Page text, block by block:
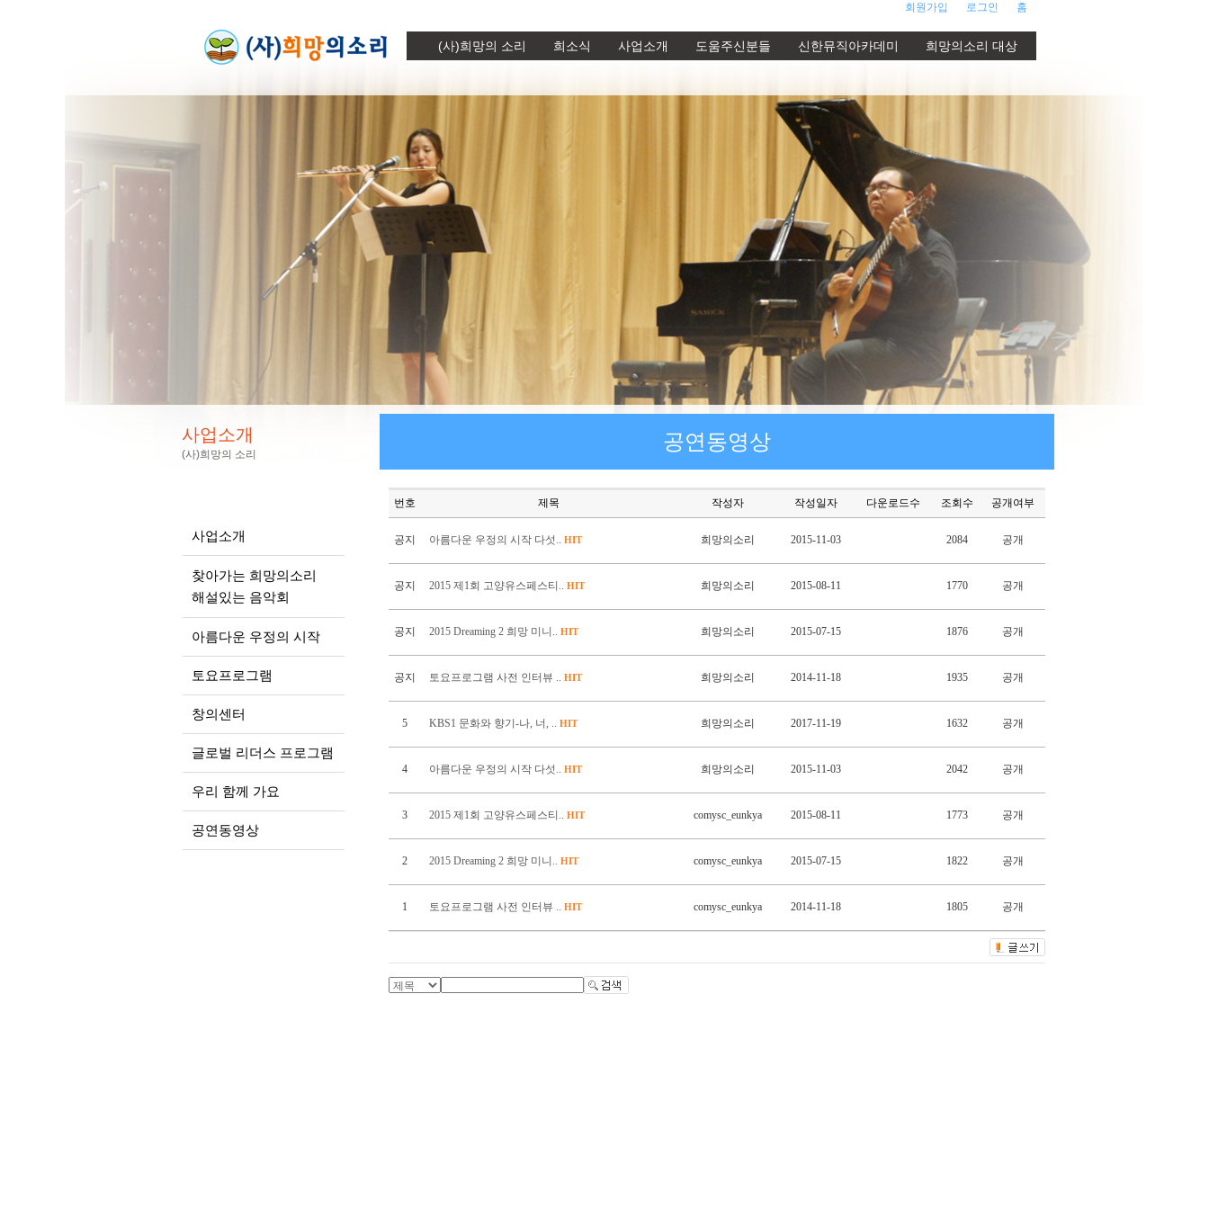
홈
로그인
회원가입
(사)희망의 소리 희소식 사업소개 도움주신분들 신한뮤직아카데미 희망의소리 대상
사업소개
(사)희망의 소리
사업소개
찾아가는 희망의소리
해설있는 음악회
아름다운 우정의 시작
토요프로그램
창의센터
글로벌 리더스 프로그램
우리 함께 가요
공연동영상
공연동영상
번호 제목 작성자 작성일자 다운로드수 조회수 공개여부
공지 아름다운 우정의 시작 다섯.. HIT 희망의소리 2015-11-03 2084 공개
공지 2015 제1회 고양유스페스티.. HIT 희망의소리 2015-08-11 1770 공개
공지 2015 Dreaming 2 희망 미니.. HIT 희망의소리 2015-07-15 1876 공개
공지 토요프로그램 사전 인터뷰 .. HIT 희망의소리 2014-11-18 1935 공개
5 KBS1 문화와 향기-나, 너, .. HIT 희망의소리 2017-11-19 1632 공개
4 아름다운 우정의 시작 다섯.. HIT 희망의소리 2015-11-03 2042 공개
3 2015 제1회 고양유스페스티.. HIT comysc_eunkya 2015-08-11 1773 공개
2 2015 Dreaming 2 희망 미니.. HIT comysc_eunkya 2015-07-15 1822 공개
1 토요프로그램 사전 인터뷰 .. HIT comysc_eunkya 2014-11-18 1805 공개